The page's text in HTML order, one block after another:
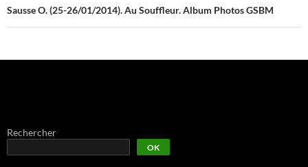
Sausse O. (25-26/01/2014). Au Souffleur. Album Photos GSBM
Rechercher
OK